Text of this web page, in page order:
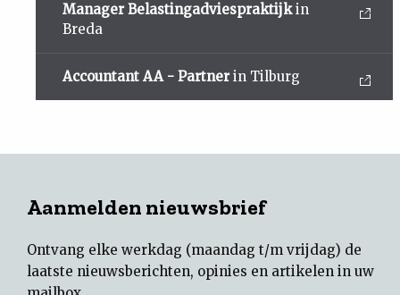
Manager Belastingadviespraktijkin
Breda
Accountant AA - Partner in Tilburg
Aanmelden nieuwsbrief
Ontvang elke werkdag (maandag t/m vrijdag) de
laatste nieuwsberichten, opinies en artikelen in uw